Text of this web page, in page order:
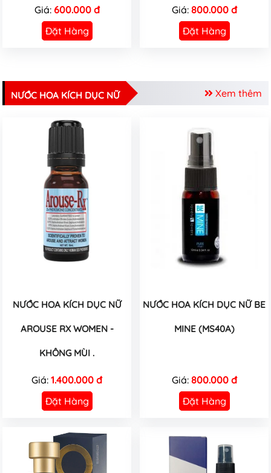
Giá: 600.000 đ
Đặt Hàng
Giá: 800.000 đ
Đặt Hàng
Xem thêm
NƯỚC HOA KÍCH DỤC NỮ
NƯỚC HOA KÍCH DỤC NỮ
AROUSE RX WOMEN -
KHÔNG MÙI .
Giá: 1.400.000 đ
Đặt Hàng
NƯỚC HOA KÍCH DỤC NỮ BE
MINE (MS40A)
Giá: 800.000 đ
Đặt Hàng